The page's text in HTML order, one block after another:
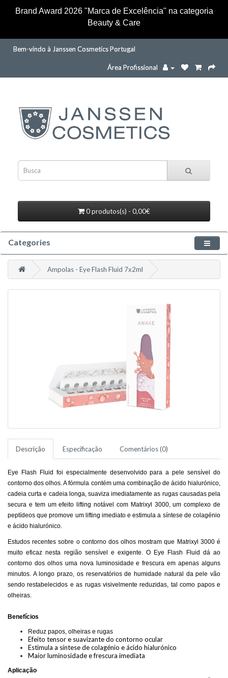
Brand Award 2026 "Marca de Excelência" na categoria
Beauty & Care
Bem-vindo à Janssen Cosmetics Portugal
Área Profissional
0 produtos(s) - 0,00€
Categories
Ampolas - Eye Flash Fluid 7x2ml
Descrição Especificação Comentários (0)
Eye Flash Fluid foi especialmente desenvolvidopara a pele sensível do
contorno dos olhos. A fórmula contém uma combinação de ácido hialurónico,
cadeia curta e cadeia longa, suaviza imediatamente as rugas causadas pela
secura e tem um efeito lifting notável com Matrixyl 3000, um complexo de
peptídeos que promove um lifting imediato e estimula a síntese de colagénio
e ácido hialurónico.
Estudos recentes sobre o contorno dos olhos mostram que Matrixyl 3000 é
muito eficaz nesta região sensível e exigente. O Eye Flash Fluid dá ao
contorno dos olhos uma nova luminosidade e frescura em apenas alguns
minutos. A longo prazo, os reservatórios de humidade natural da pele vão
sendo restabelecidos e as rugas visivelmente reduzidas, tal como papos e
olheiras.
Benefícios
Reduz papos, olheiras e rugas
Efeito tensor e suavizante do contorno ocular
Estimula a síntese de colagénio e ácido hialurónico
Maior luminosidade e frescura imediata
Aplicação